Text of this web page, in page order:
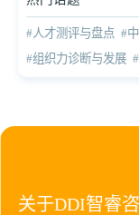
#人才测评与盘点 #
#组织力诊断与发展
关于DDI智睿